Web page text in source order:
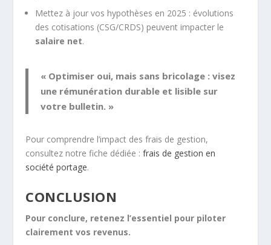
Mettez à jour vos hypothèses en 2025 : évolutions
des cotisations (CSG/CRDS) peuvent impacter le
salaire net.
« Optimiser oui, mais sans bricolage : visez
une rémunération durable et lisible sur
votre bulletin. »
Pour comprendre l’impact des frais de gestion,
consultez notre fiche dédiée :frais de gestion en
société portage.
CONCLUSION
Pour conclure, retenez l’essentiel pour piloter
clairement vos revenus.